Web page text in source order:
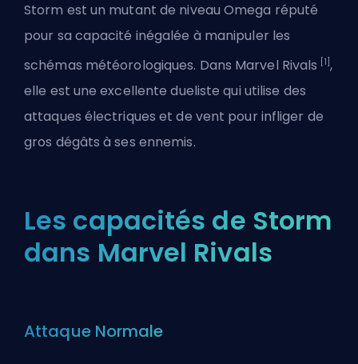
Storm est un mutant de niveau Omega réputé
pour sa capacité inégalée à manipuler les
schémas météorologiques. Dans Marvel Rivals [1] ,
elle est une excellenteduelistequi utilise des
attaques électriques et de vent pour infliger de
gros dégâts à ses ennemis.
Les capacités de Storm
dans Marvel Rivals
Attaque Normale